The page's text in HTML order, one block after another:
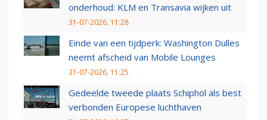
onderhoud: KLM en Transavia wijken uit
31-07-2026, 11:28
Einde van een tijdperk: Washington Dulles
neemt afscheid van Mobile Lounges
31-07-2026, 11:25
Gedeelde tweede plaats Schiphol als best
verbonden Europese luchthaven